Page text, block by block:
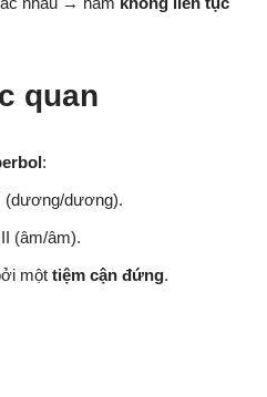
quan
:
(dương/dương).
(âm/âm).
một tiệm cận đứng.